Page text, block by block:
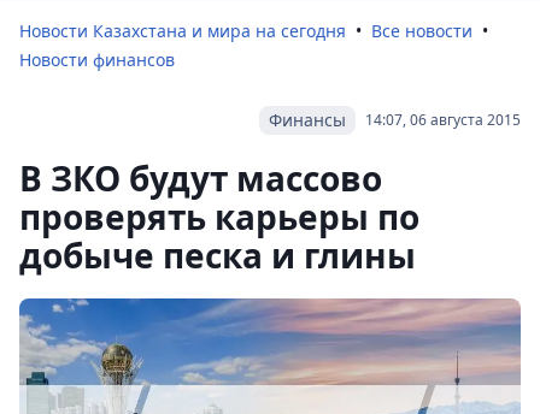
Новости Казахстана и мира на сегодня
Все новости
Новости финансов
14:07, 06 августа 2015
Финансы
В ЗКО будут массово
проверять карьеры по
добыче песка и глины